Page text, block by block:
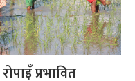
प्रभावित